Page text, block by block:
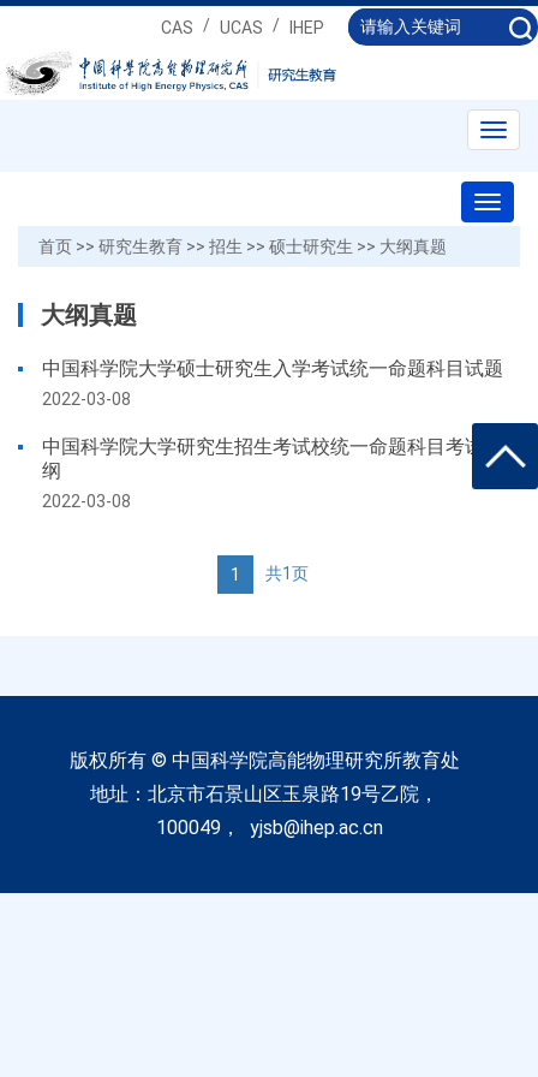
CAS / UCAS / IHEP
Toggle
首页 >> 研究生教育 >> 招生 >> 硕士研究生 >> 大纲真题
大纲真题
中国科学院大学硕士研究生入学考试统一命题科目试题
2022-03-08
中国科学院大学研究生招生考试校统一命题科目考试大
纲
2022-03-08
1 共1页
版权所有 © 中国科学院高能物理研究所教育处
地址：北京市石景山区玉泉路19号乙院，
100049， yjsb@ihep.ac.cn